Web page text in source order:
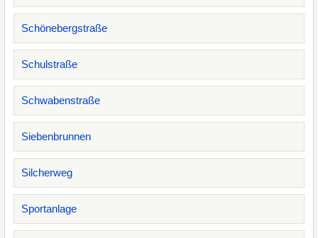
Schönebergstraße
Schulstraße
Schwabenstraße
Siebenbrunnen
Silcherweg
Sportanlage